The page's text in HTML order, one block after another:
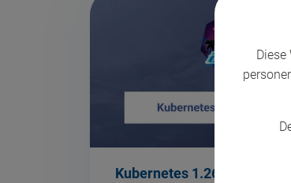
Kubernetes 1.26 -